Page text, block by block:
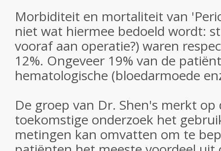
Morbiditeit en mortaliteit van
niet wat hiermee bedoeld wordt:
vooraf aan operatie?) waren
12%. Ongeveer 19% van de
hematologische (bloedarmoede
De groep van Dr. Shen's merkt
toekomstige onderzoek het
metingen kan omvatten om te